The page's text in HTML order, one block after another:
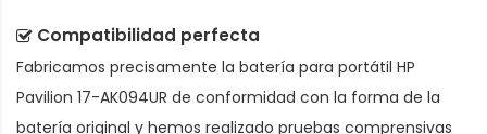
Compatibilidad perfecta
Fabricamos precisamente la batería para portátil HP
Pavilion 17-AK094UR de conformidad con la forma de la
batería original y hemos realizado pruebas comprensivas